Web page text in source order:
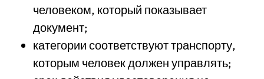
человеком, который показывает
документ;
категории соответствуют транспорту,
которым человек должен управлять;